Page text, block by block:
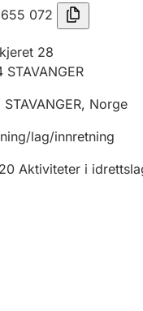
072
28
STAVANGER
STAVANGER, Norge
lag/innretning
Aktiviteter i